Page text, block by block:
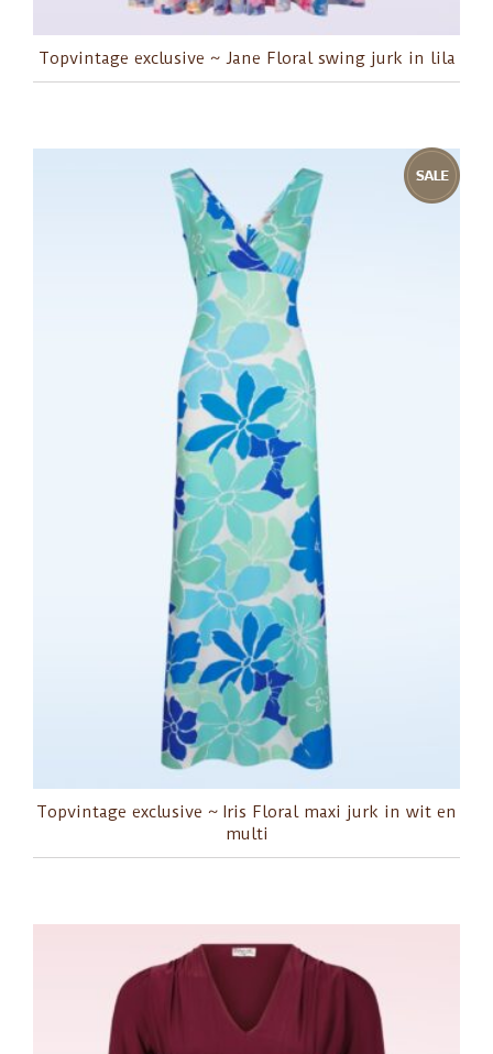
Topvintage exclusive ~ Jane Floral swing jurk in lila
Topvintage exclusive ~ Iris Floral maxi jurk in wit en
multi